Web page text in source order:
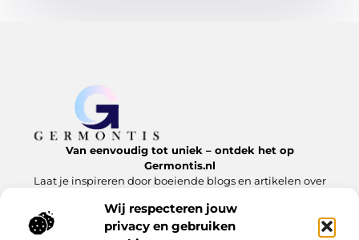
Wij respecteren jouw
privacy en gebruiken
Van eenvoudig tot uniek – ontdek het op
Germontis.nl
Laat je inspireren door boeiende blogs en artikelen over
Bericht categorie